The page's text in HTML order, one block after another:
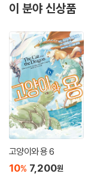
이 분야 신상품
고양이와 용 6
10% 7,200원